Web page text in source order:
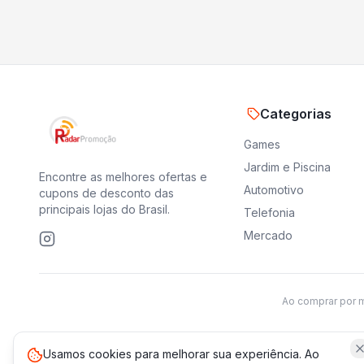
Encontre as melhores ofertas e
cupons de desconto das
principais lojas do Brasil.
Categorias
Games
Jardim e Piscina
Automotivo
Telefonia
Mercado
Ao comprar por
Usamos cookies para melhorar sua experiência. Ao